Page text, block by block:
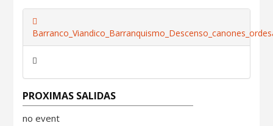
PROXIMAS SALIDAS
no event